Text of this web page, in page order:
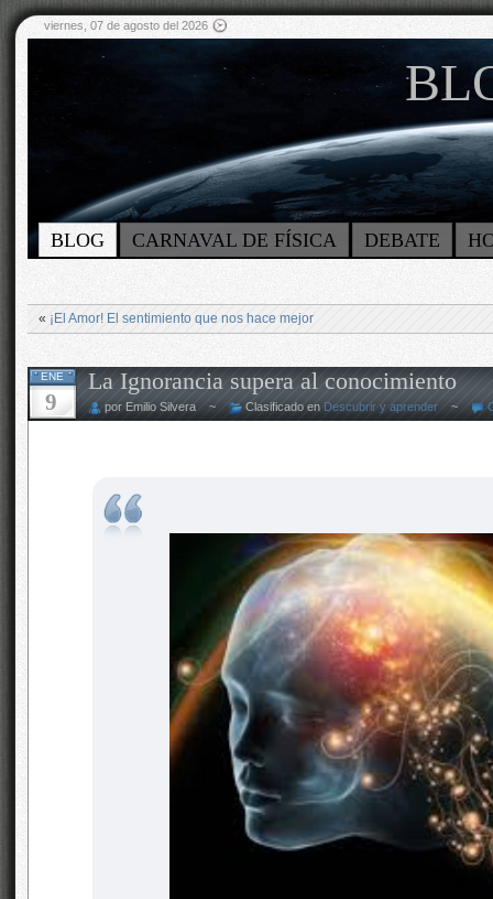
viernes, 07 de agosto del 2026
BLOG CARNAVAL DE FÍSICA DEBATE
« ¡El Amor! El sentimiento que nos hace mejor
ENE
9
La Ignorancia supera al conocimiento
por Emilio Silvera ~ Clasificado en Descubrir y aprender~